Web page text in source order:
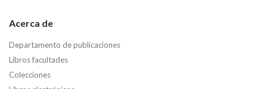
Acerca de
Departamento de publicaciones
Libros facultades
Colecciones